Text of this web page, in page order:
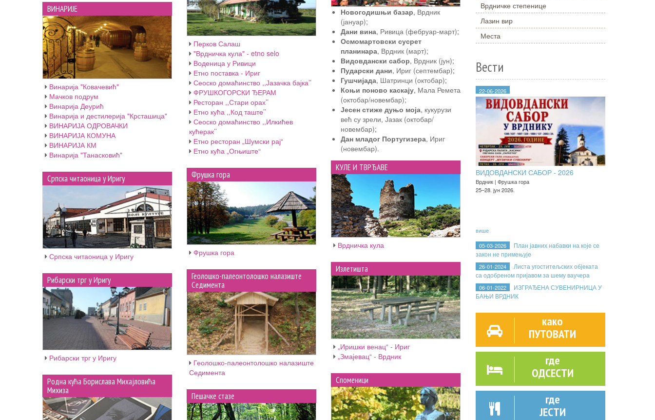
Новогодишњи базар, Врдник
(јануар);
Дани вина, Ривица (фебруар-март);
Осмомартовски сусрет
планинара, Врдник (март);
Видовдански сабор, Врдник (јун);
Пударски дани, Ириг (септембар);
Гушчијада, Шатринци (октобар);
Коњи поново каскају, Мала Ремета
(октобар/новембар);
Јесен стиже дуњо моја, кукурузи
већ су зрели, Јазак (октобар/
новембар);
Дан младог Португизера, Ириг
(новембар).
Перков Салаш
"Врдничка кула" - etno selo
Воденица у Ривици
Етно поставка - Ириг
Сеоско домаћинство ,,Јазачка бајка’’
ФРУШКОГОРСКИ ЂЕРАМ
Ресторан ,,Стари орах’’
Етно кућа ,,Код таште’’
Сеоско домаћинство ,,Илкићев
кућерак’’
Етно ресторан „Шумски рај“
Етно кућа „Огњиште“
ВИНАРИЈЕ
Винарија "Ковачевић"
Мачков подрум
Винарија Деурић
Винарија и дестилерија "Крсташица"
ВИНАРИЈА ОДРОВАЧКИ
ВИНАРИЈА КОМУНА
ВИНАРИЈА КМ
Винарија "Танасковић"
КУЛЕ И ТВРЂАВЕ
Врдничка кула
Фрушка гора
Фрушка гора
Српска читаоница у Иригу
Српска читаоница у Иригу
Излетишта
„Иришки венац“ - Ириг
„Змајевац“ - Врдник
Геолошко-палеонтолошко налазиште
Седимента
Геолошко-палеонтолошко налазиште
Седимента
Рибарски трг у Иригу
Рибарски трг у Иригу
Споменици
Родна кућа Борислава Михајловића
Михиза
Пешачке стазе
Врдничке степенице
Лазин вир
Места
Вести
22-06-2026
ВИДОВДАНСКИ САБОР - 2026
Врдник | Фрушка гора
25–28. јун 2026.
више
05-03-2026
План јавних набавки на које се
закон не примењује
26-01-2024 Листа угоститељских објеката
са одобреном пријавом за шему ваучера
06-01-2022 ИЗГРАЂЕНА СУВЕНИРНИЦА У
БАЊИ ВРДНИК
како
ПУТОВАТИ
где
ОДСЕСТИ
где
ЈЕСТИ